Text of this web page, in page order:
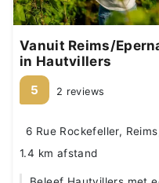
Vanuit Reims/
in Hautvillers
5 2 reviews
6 Rue Rockefeller,
1.4 km afstand